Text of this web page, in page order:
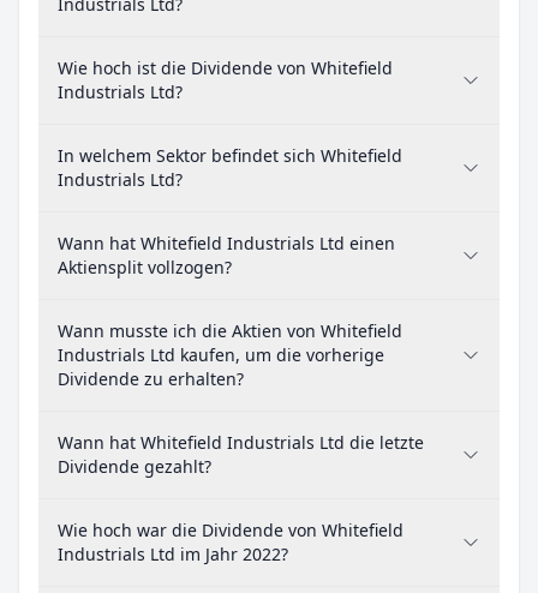
Wie hoch ist die Dividende von Whitefield
Industrials Ltd?
In welchem Sektor befindet sich Whitefield
Industrials Ltd?
Wann hat Whitefield Industrials Ltd einen
Aktiensplit vollzogen?
Wann musste ich die Aktien von Whitefield
Industrials Ltd kaufen, um die vorherige
Dividende zu erhalten?
Wann hat Whitefield Industrials Ltd die letzte
Dividende gezahlt?
Wie hoch war die Dividende von Whitefield
Industrials Ltd im Jahr 2022?